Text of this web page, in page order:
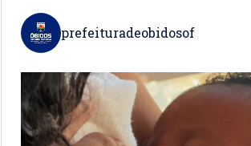
prefeituradeobidosof